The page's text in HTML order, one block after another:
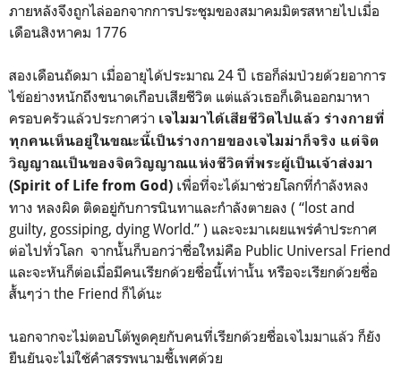
ภายหลังจึงถูกไล่ออกจากการประชุมของสมาคมมิตรสหายไปเมื่อ
เดือนสิงหาคม 1776
สองเดือนถัดมา เมื่ออายุได้ประมาณ 24 ปี เธอก็ล่มป่วยด้วยอาการ
ไข้อย่างหนักถึงขนาดเกือบเสียชีวิต แต่แล้วเธอก็เดินออกมาหา
ครอบครัวแล้วประกาศว่า เจไมมาได้เสียชีวิตไปแล้ว ร่างกายที่
ทุกคนเห็นอยู่ในขณะนี้เป็นร่างกายของเจไมม่าก็จริง แต่จิต
วิญญาณเป็นของจิตวิญญาณแห่งชีวิตที่พระผู้เป็นเจ้าส่งมา
(Spirit of Life from God) เพื่อที่จะได้มาช่วยโลกที่กำลังหลง
ทาง หลงผิด ติดอยู่กับการนินทาและกำลังตายลง ( “lost and
guilty, gossiping, dying World.” ) และจะมาเผยแพร่คำประกาศ
ต่อไปทั่วโลก จากนั้นก็บอกว่าชื่อใหม่คือ Public Universal Friend
และจะหันก็ต่อเมื่อมีคนเรียกด้วยชื่อนี้เท่านั้น หรือจะเรียกด้วยชื่อ
สั้นๆว่า the Friend ก็ได้นะ
นอกจากจะไม่ตอบโต้พูดคุยกับคนที่เรียกด้วยชื่อเจไมมาแล้ว ก็ยัง
ยืนยันจะไม่ใช้คำสรรพนามชี้เพศด้วย